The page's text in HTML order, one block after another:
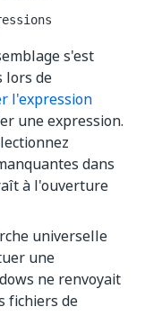
s'est
lors de
l'expression
une expression.
dans
à l'ouverture
universelle
une
ne renvoyait
fichiers de